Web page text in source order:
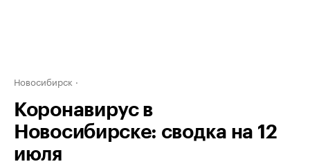
Новосибирск
Коронавирус в
Новосибирске: сводка на 12
июля